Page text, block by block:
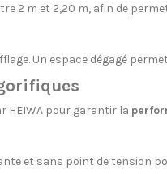
2 m et 2,20 m, afin de
Un espace dégagé
HEIWA pour garantir la
et sans point de tension